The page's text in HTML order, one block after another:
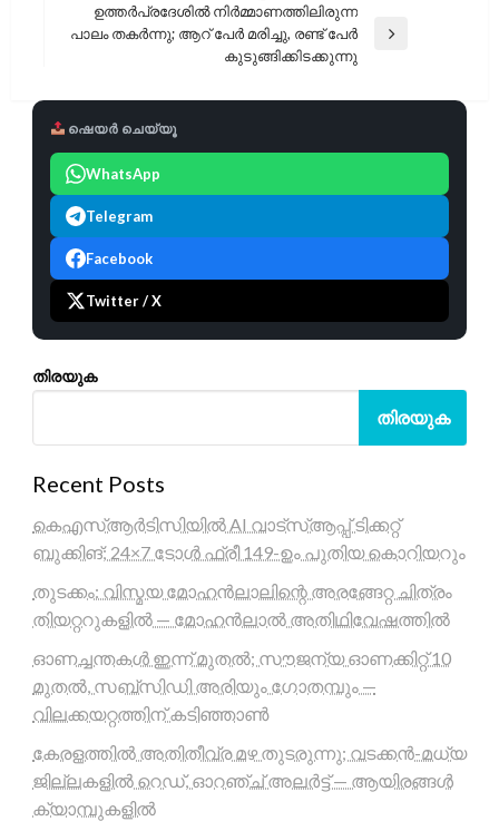
Next
ഉത്തർപ്രദേശിൽ നിർമ്മാണത്തിലിരുന്ന
പാലം തകർന്നു; ആറ് പേർ മരിച്ചു, രണ്ട് പേർ
കുടുങ്ങിക്കിടക്കുന്നു
ഷെയർ ചെയ്യൂ
WhatsApp
Telegram
Facebook
Twitter / X
തിരയുക
തിരയുക
Recent Posts
കെഎസ്ആർടിസിയിൽ AI വാട്സ്ആപ്പ് ടിക്കറ്റ്
ബുക്കിങ്; 24×7 ടോൾ ഫ്രീ 149-ഉം പുതിയ കൊറിയറും
തുടക്കം: വിസ്മയ മോഹൻലാലിന്റെ അരങ്ങേറ്റ ചിത്രം
തിയറ്ററുകളിൽ — മോഹൻലാൽ അതിഥിവേഷത്തിൽ
ഓണച്ചന്തകൾ ഇന്ന് മുതൽ; സൗജന്യ ഓണക്കിറ്റ് 10
മുതൽ, സബ്സിഡി അരിയും ഗോതമ്പും —
വിലക്കയറ്റത്തിന് കടിഞ്ഞാൺ
കേരളത്തിൽ അതിതീവ്ര മഴ തുടരുന്നു; വടക്കൻ-മധ്യ
ജില്ലകളിൽ റെഡ്, ഓറഞ്ച് അലർട്ട് — ആയിരങ്ങൾ
ക്യാമ്പുകളിൽ